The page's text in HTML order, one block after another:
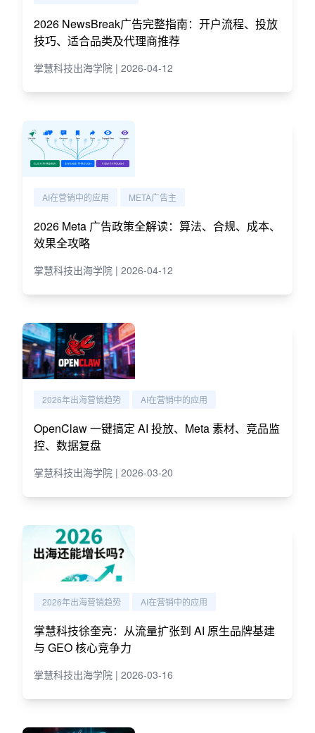
2026 NewsBreak广告完整指南：开户流程、投放
技巧、适合品类及代理商推荐
掌慧科技出海学院 | 2026-04-12
AI在营销中的应用 META广告主
2026 Meta 广告政策全解读：算法、合规、成本、
效果全攻略
掌慧科技出海学院 | 2026-04-12
2026年出海营销趋势 AI在营销中的应用
OpenClaw 一键搞定 AI 投放、Meta 素材、竞品监
控、数据复盘
掌慧科技出海学院 | 2026-03-20
2026年出海营销趋势 AI在营销中的应用
掌慧科技徐奎亮：从流量扩张到 AI 原生品牌基建
与 GEO 核心竞争力
掌慧科技出海学院 | 2026-03-16